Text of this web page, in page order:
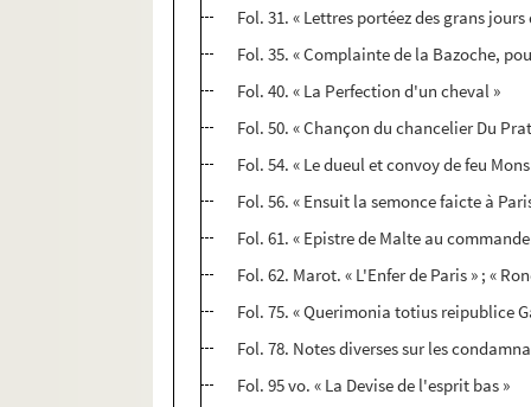
Fol. 31. « Lettres portéez des grans
Fol. 35. « Complainte de la Bazoche,
Fol. 40. « La Perfection d'un cheval »
Fol. 50. « Chançon du chancelier Du
Fol. 54. « Le dueul et convoy de feu
Fol. 56. « Ensuit la semonce faicte à
Fol. 61. « Epistre de Malte au
Fol. 62. Marot. « L'Enfer de Paris » ; «
Fol. 75. « Querimonia totius reipublice
Fol. 78. Notes diverses sur les
Fol. 95 vo. « La Devise de l'esprit bas »